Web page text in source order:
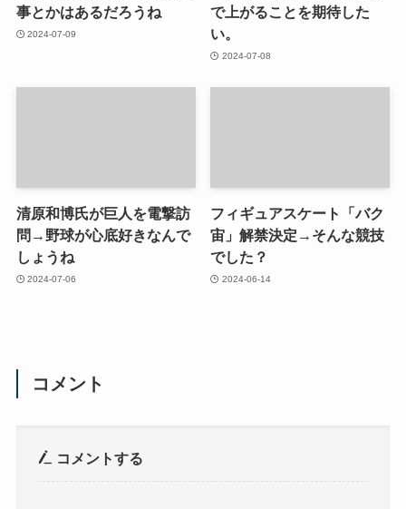
事とかはあるだろうね
2024-07-09
で上がることを期待した
い。
2024-07-08
清原和博氏が巨人を電撃訪
問→野球が心底好きなんで
しょうね
2024-07-06
フィギュアスケート「バク
宙」解禁決定→そんな競技
でした？
2024-06-14
コメント
コメントする